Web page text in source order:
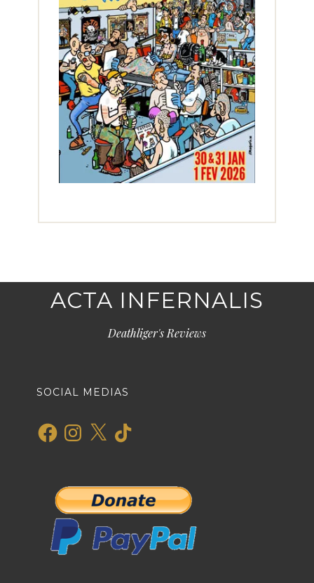
ACTA INFERNALIS
Deathliger's Reviews
SOCIAL MEDIAS
FacebookInstagram
X TikTok